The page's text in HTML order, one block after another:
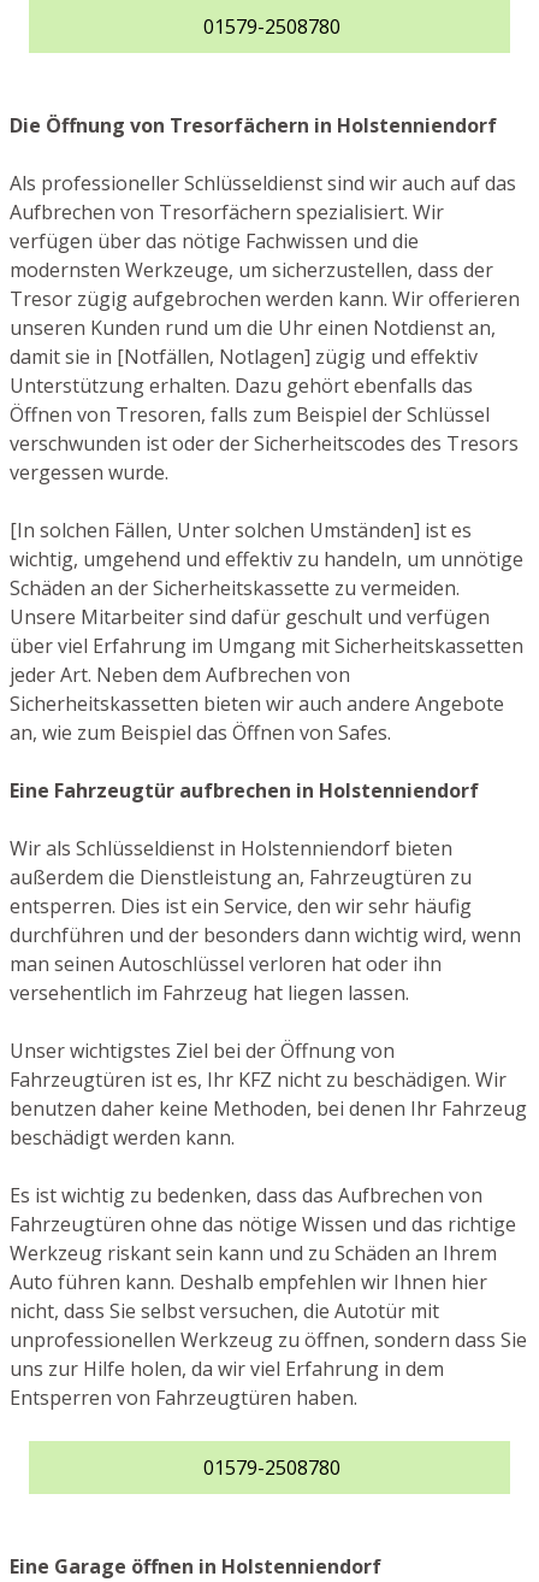
01579-2508780
Die Öffnung von Tresorfächern in Holstenniendorf
Als professioneller Schlüsseldienst sind wir auch auf das
Aufbrechen von Tresorfächern spezialisiert. Wir
verfügen über das nötige Fachwissen und die
modernsten Werkzeuge, um sicherzustellen, dass der
Tresor zügig aufgebrochen werden kann. Wir offerieren
unseren Kunden rund um die Uhr einen Notdienst an,
damit sie in [Notfällen, Notlagen] zügig und effektiv
Unterstützung erhalten. Dazu gehört ebenfalls das
Öffnen von Tresoren, falls zum Beispiel der Schlüssel
verschwunden ist oder der Sicherheitscodes des Tresors
vergessen wurde.
[In solchen Fällen, Unter solchen Umständen] ist es
wichtig, umgehend und effektiv zu handeln, um unnötige
Schäden an der Sicherheitskassette zu vermeiden.
Unsere Mitarbeiter sind dafür geschult und verfügen
über viel Erfahrung im Umgang mit Sicherheitskassetten
jeder Art. Neben dem Aufbrechen von
Sicherheitskassetten bieten wir auch andere Angebote
an, wie zum Beispiel das Öffnen von Safes.
Eine Fahrzeugtür aufbrechen in Holstenniendorf
Wir als Schlüsseldienst in Holstenniendorf bieten
außerdem die Dienstleistung an, Fahrzeugtüren zu
entsperren. Dies ist ein Service, den wir sehr häufig
durchführen und der besonders dann wichtig wird, wenn
man seinen Autoschlüssel verloren hat oder ihn
versehentlich im Fahrzeug hat liegen lassen.
Unser wichtigstes Ziel bei der Öffnung von
Fahrzeugtüren ist es, Ihr KFZ nicht zu beschädigen. Wir
benutzen daher keine Methoden, bei denen Ihr Fahrzeug
beschädigt werden kann.
Es ist wichtig zu bedenken, dass das Aufbrechen von
Fahrzeugtüren ohne das nötige Wissen und das richtige
Werkzeug riskant sein kann und zu Schäden an Ihrem
Auto führen kann. Deshalb empfehlen wir Ihnen hier
nicht, dass Sie selbst versuchen, die Autotür mit
unprofessionellen Werkzeug zu öffnen, sondern dass Sie
uns zur Hilfe holen, da wir viel Erfahrung in dem
Entsperren von Fahrzeugtüren haben.
01579-2508780
Eine Garage öffnen in Holstenniendorf